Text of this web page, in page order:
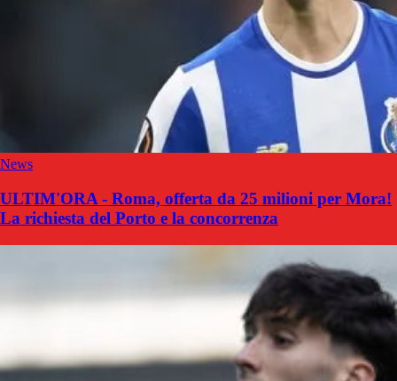
News
ULTIM'ORA - Roma, offerta da 25 milioni per Mora!
La richiesta del Porto e la concorrenza